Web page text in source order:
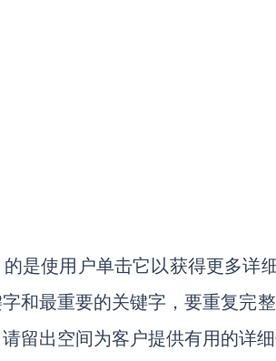
是使用户单击它以获得更多
和最重要的关键字，要重复完
留出空间为客户提供有用的详